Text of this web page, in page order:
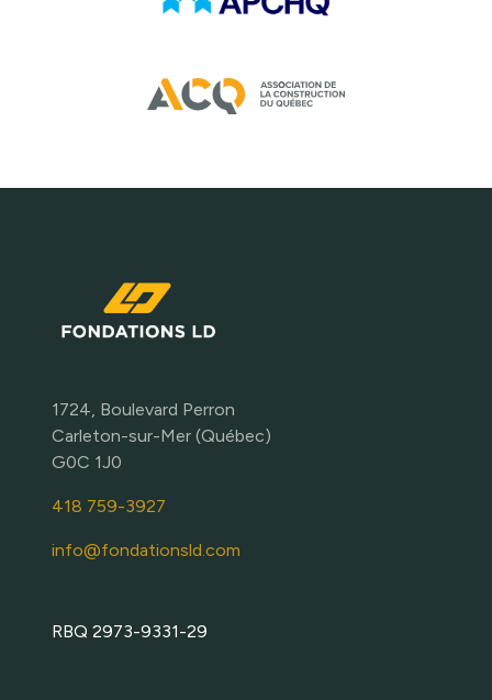
1724, Boulevard Perron
Carleton-sur-Mer (Québec)
G0C 1J0
418 759-3927
info@fondationsld.com
RBQ 2973-9331-29